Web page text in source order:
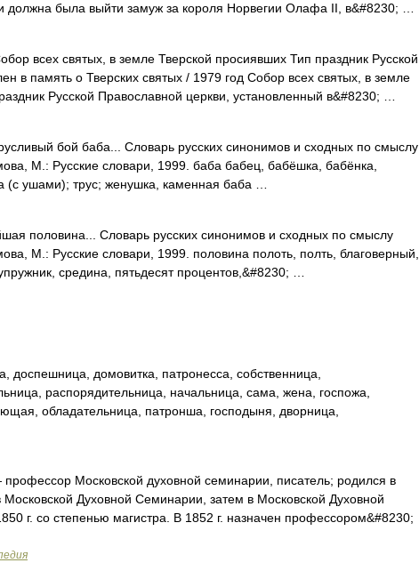
должна была выйти замуж за короля Норвегии Олафа II, в&#8230; …
всех святых, в земле Тверской просиявших Тип праздник Русской
в память о Тверских святых / 1979 год Собор всех святых, в земле
Русской Православной церкви, установленный в&#8230; …
бой баба... Словарь русских синонимов и сходных по смыслу
М.: Русские словари, 1999. баба бабец, бабёшка, бабёнка,
ушами); трус; женушка, каменная баба …
половина... Словарь русских синонимов и сходных по смыслу
М.: Русские словари, 1999. половина полоть, полть, благоверный,
средина, пятьдесят процентов,&#8230; …
доспешница, домовитка, патронесса, собственница,
распорядительница, начальница, сама, жена, госпожа,
обладательница, патронша, господыня, дворница,
Московской духовной семинарии, писатель; родился в
Московской Духовной Семинарии, затем в Московской Духовной
г. со степенью магистра. В 1852 г. назначен профессором&#8230;